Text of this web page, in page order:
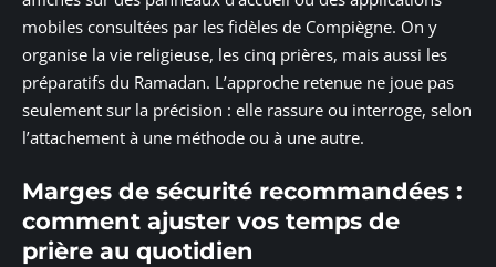
mobiles consultées par les fidèles de Compiègne. On y
organise la vie religieuse, les cinq prières, mais aussi les
préparatifs du Ramadan. L’approche retenue ne joue pas
seulement sur la précision : elle rassure ou interroge, selon
l’attachement à une méthode ou à une autre.
Marges de sécurité recommandées :
comment ajuster vos temps de
prière au quotidien